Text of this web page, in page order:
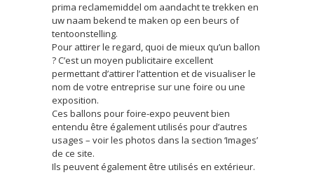
prima reclamemiddel om aandacht te trekken en
uw naam bekend te maken op een beurs of
tentoonstelling.
Pour attirer le regard, quoi de mieux qu’un ballon
? C’est un moyen publicitaire excellent
permettant d’attirer l’attention et de visualiser le
nom de votre entreprise sur une foire ou une
exposition.
Ces ballons pour foire-expo peuvent bien
entendu être également utilisés pour d’autres
usages – voir les photos dans la section ‘Images’
de ce site.
Ils peuvent également être utilisés en extérieur.